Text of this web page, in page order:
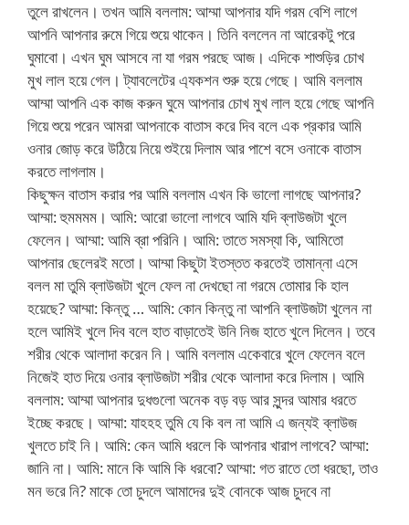
তুলে রাখলেন। তখন আমি বললাম: আম্মা আপনার যদি গরম বেশি লাগে
আপনি আপনার রুমে গিয়ে শুয়ে থাকেন। তিনি বললেন না আরেকটু পরে
ঘুমাবো। এখন ঘুম আসবে না যা গরম পরছে আজ। এদিকে শাশুড়ির চোখ
মুখ লাল হয়ে গেল। ট্যাবলেটের এ্যকশন শুরু হয়ে গেছে। আমি বললাম
আম্মা আপনি এক কাজ করুন ঘুমে আপনার চোখ মুখ লাল হয়ে গেছে আপনি
গিয়ে শুয়ে পরেন আমরা আপনাকে বাতাস করে দিব বলে এক প্রকার আমি
ওনার জোড় করে উঠিয়ে নিয়ে শুইয়ে দিলাম আর পাশে বসে ওনাকে বাতাস
করতে লাগলাম।
কিছুক্ষন বাতাস করার পর আমি বললাম এখন কি ভালো লাগছে আপনার?
আম্মা: হুমমমম। আমি: আরো ভালো লাগবে আমি যদি ব্লাউজটা খুলে
ফেলেন। আম্মা: আমি ব্রা পরিনি। আমি: তাতে সমস্যা কি, আমিতো
আপনার ছেলেরই মতো। আম্মা কিছুটা ইতস্তত করতেই তামান্না এসে
বলল মা তুমি ব্লাউজটা খুলে ফেল না দেখছো না গরমে তোমার কি হাল
হয়েছে? আম্মা: কিন্তু … আমি: কোন কিন্তু না আপনি ব্লাউজটা খুলেন না
হলে আমিই খুলে দিব বলে হাত বাড়াতেই উনি নিজ হাতে খুলে দিলেন। তবে
শরীর থেকে আলাদা করেন নি। আমি বললাম একেবারে খুলে ফেলেন বলে
নিজেই হাত দিয়ে ওনার ব্লাউজটা শরীর থেকে আলাদা করে দিলাম। আমি
বললাম: আম্মা আপনার দুধগুলো অনেক বড় বড় আর সুন্দর আমার ধরতে
ইচ্ছে করছে। আম্মা: যাহহহ তুমি যে কি বল না আমি এ জন্যই ব্লাউজ
খুলতে চাই নি। আমি: কেন আমি ধরলে কি আপনার খারাপ লাগবে? আম্মা:
জানি না। আমি: মানে কি আমি কি ধরবো? আম্মা: গত রাতে তো ধরছো, তাও
মন ভরে নি? মাকে তো চুদলে আমাদের দুই বোনকে আজ চুদবে না